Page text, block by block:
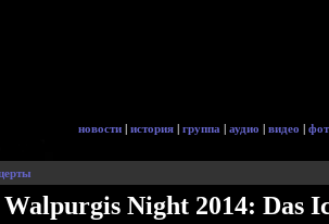
новости | история | группа | аудио | видео |
Walpurgis Night 2014: Das